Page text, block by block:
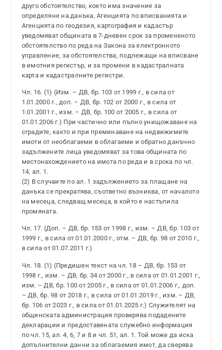
друго обстоятелство, което има значение за
определяне на данъка, Агенцията по вписванията и
Агенцията по геодезия, картография и кадастър
уведомяват общината в 7-дневен срок за промененото
обстоятелство по реда на Закона за електронното
управление, за обстоятелства, подлежащи на вписване
в имотния регистър, и за промени в кадастралната
карта и кадастралните регистри.
Чл. 16. (1) (Изм. – ДВ, бр. 103 от 1999 г., в сила от
1.01.2000 г., доп. – ДВ, бр. 102 от 2000 г., в сила от
1.01.2001 г., изм. – ДВ, бр. 100 от 2005 г., в сила от
01.01.2006 г.) При частично или пълно унищожаване на
сградите, както и при преминаване на недвижимите
имоти от необлагаеми в облагаеми и обратно данъчно
задължените лица уведомяват за това общината по
местонахождението на имота по реда и в срока по чл.
14, ал. 1.
(2) В случаите по ал. 1 задължението за плащане на
данъка се прекратява, съответно възниква, от началото
на месеца, следващ месеца, в който е настъпила
промяната.
Чл. 17. (Доп. – ДВ, бр. 153 от 1998 г., изм. – ДВ, бр. 103 от
1999 г., в сила от 01.01.2000 г., отм. – ДВ, бр. 98 от 2010 г.,
в сила от 01.07.2011 г.)
Чл. 18. (1) (Предишен текст на чл. 18 – ДВ, бр. 153 от
1998 г., изм. – ДВ, бр. 34 от 2000 г., в сила от 01.01.2001 г.,
изм. – ДВ, бр. 100 от 2005 г., в сила от 01.01.2006 г., доп.
– ДВ, бр. 98 от 2018 г., в сила от 01.01.2019 г., изм. – ДВ,
бр. 106 от 2023 г., в сила от 01.01.2025 г.) Служителят на
общинската администрация проверява подадените
декларации и предоставената служебно информация
по чл. 15, ал. 4, 6, 7 и 8 и чл. 51, ал. 1. Той може да иска
допълнителни данни за облагаемия имот, да сверява